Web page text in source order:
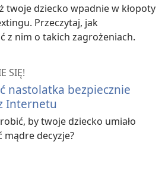
twoje dziecko wpadnie w kłopoty
Przeczytaj, jak
z nim o takich zagrożeniach.
SIĘ!
nastolatka bezpiecznie
Internetu
by twoje dziecko umiało
mądre decyzje?